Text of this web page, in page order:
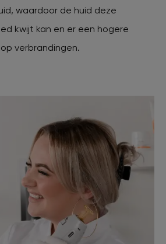
waardoor de huid deze
kwijt kan en er een hogere
verbrandingen.